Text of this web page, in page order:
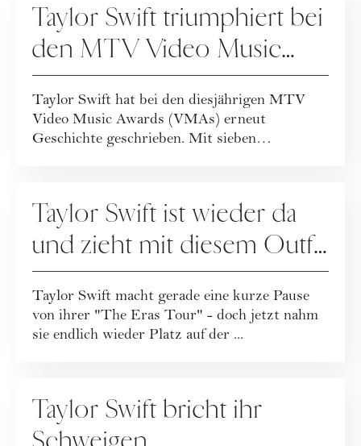
Taylor Swift triumphiert bei
den MTV Video Music
Awards 2024
Taylor Swift hat bei den diesjährigen MTV
Video Music Awards (VMAs) erneut
Geschichte geschrieben. Mit sieben
Taylor Swift ist wieder da
und zieht mit diesem Outfit
alle Blicke auf sich
Taylor Swift macht gerade eine kurze Pause
von ihrer "The Eras Tour" - doch jetzt nahm
sie endlich wieder Platz auf der ...
Taylor Swift bricht ihr